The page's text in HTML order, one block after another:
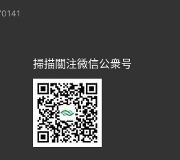
掃描關注微信公衆号